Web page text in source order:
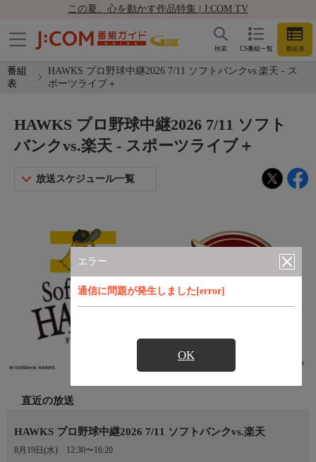
この夏、心を動かす作品特集 | J:COM TV
CS番組一覧 番組表
検索
番組
表
HAWKS プロ野球中継2026 7/11 ソフトバンクvs.楽天 - ス
ポーツライブ＋
エラー
通信に問題が発生しました[error]
OK
HAWKS プロ野球中継2026 7/11 ソフト
バンクvs.楽天 - スポーツライブ＋
放送スケジュール一覧
直近の放送
HAWKS プロ野球中継2026 7/11 ソフトバンクvs.楽天
8月19日(水) 12:30〜16:20